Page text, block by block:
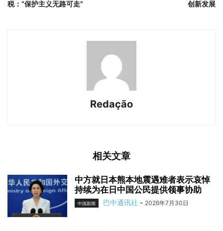
税：“保护主义无路可走”
创新发展
Redação
相关文章
中方就日本熊本地震遇难者表示哀悼
持续为在日中国公民提供领事协助
中国新闻 巴中通讯社 - 2026年7月30日